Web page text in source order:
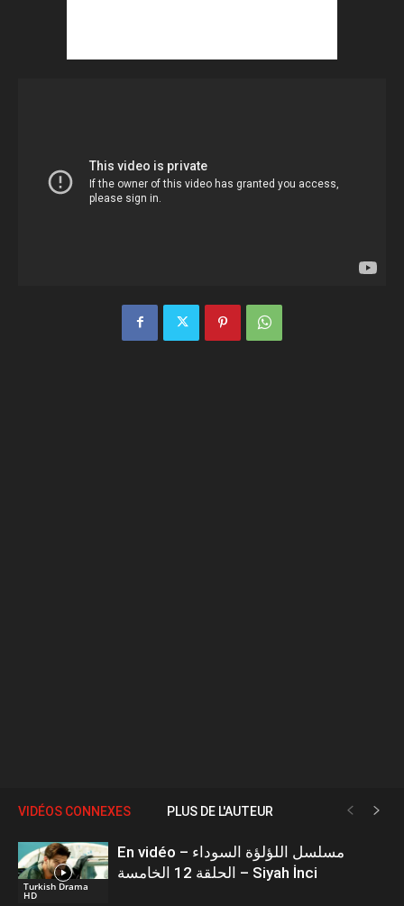
VIDÉOS CONNEXES PLUS DE L'AUTEUR
Turkish Drama
HD
En vidéo – مسلسل اللؤلؤة السوداء
الحلقة 12 الخامسة – Siyah İnci